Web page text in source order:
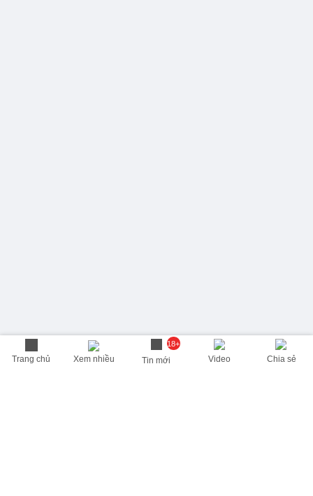
Trang chủ Xem nhiều
18+
Tin mới Video Chia sẻ